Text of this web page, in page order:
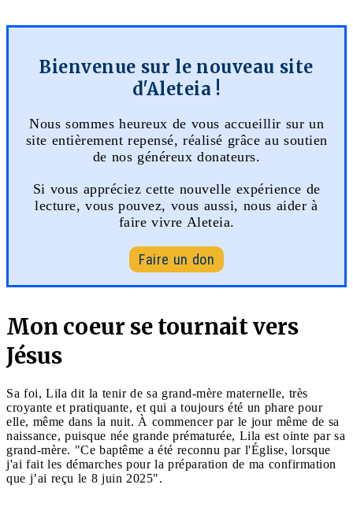
Bienvenue sur le nouveau site
d'Aleteia !
Nous sommes heureux de vous accueillir sur un
site entièrement repensé, réalisé grâce au soutien
de nos généreux donateurs.
Si vous appréciez cette nouvelle expérience de
lecture, vous pouvez, vous aussi, nous aider à
faire vivre Aleteia.
Faire un don
Mon coeur se tournait vers
Jésus
Sa foi, Lila dit la tenir de sa grand-mère maternelle, très
croyante et pratiquante, et qui a toujours été un phare pour
elle, même dans la nuit. À commencer par le jour même de sa
naissance, puisque née grande prématurée, Lila est ointe par sa
grand-mère. "Ce baptême a été reconnu par l'Église, lorsque
j'ai fait les démarches pour la préparation de ma confirmation
que j’ai reçu le 8 juin 2025".